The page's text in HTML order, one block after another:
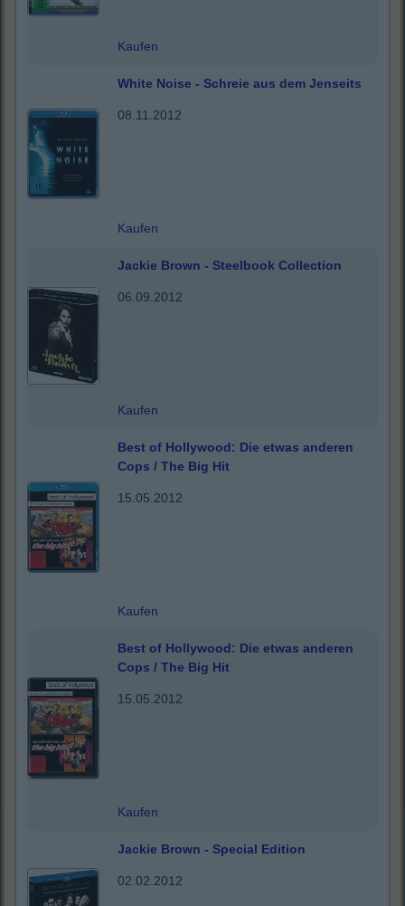
Kaufen
White Noise - Schreie aus dem Jenseits
08.11.2012
Kaufen
Jackie Brown - Steelbook Collection
06.09.2012
Kaufen
Best of Hollywood: Die etwas anderen
Cops / The Big Hit
15.05.2012
Kaufen
Best of Hollywood: Die etwas anderen
Cops / The Big Hit
15.05.2012
Kaufen
Jackie Brown - Special Edition
02.02.2012